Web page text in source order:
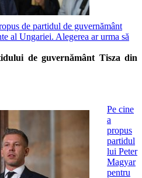
de partidul de guvernământ
al Ungariei. Alegerea ar urma să
de guvernământ Tisza din
Pe cine
a
propus
partidul
lui Peter
Magyar
pentru